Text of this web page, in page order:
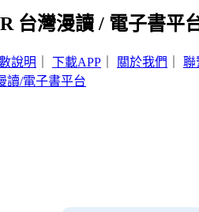
台灣漫讀 / 電子書平
說明 下載APP 關於我們 聯